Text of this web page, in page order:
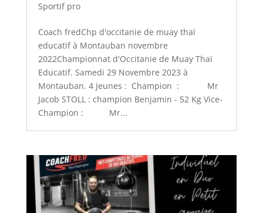
Sportif pro
Coach fredChp d'occitanie de muay thaï
educatif à Montauban novembre
2022Championnat d'Occitanie de Muay Thaï
Educatif. Samedi 29 Novembre 2023 à
Montauban. 4 jeunes : Champion : Mr
Jacob STOLL : champion Benjamin - 52 Kg Vice-
Champion : Mr...